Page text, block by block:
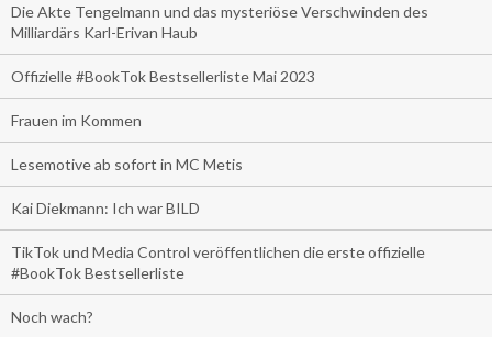
Die Akte Tengelmann und das mysteriöse Verschwinden des
Milliardärs Karl-Erivan Haub
Offizielle #BookTok Bestsellerliste Mai 2023
Frauen im Kommen
Lesemotive ab sofort in MC Metis
Kai Diekmann: Ich war BILD
TikTok und Media Control veröffentlichen die erste offizielle
#BookTok Bestsellerliste
Noch wach?